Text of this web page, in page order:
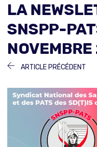
LA
SNSPP-
NAVIGATION
L’ARTICLE
ARTICLE PRÉCÉDENT